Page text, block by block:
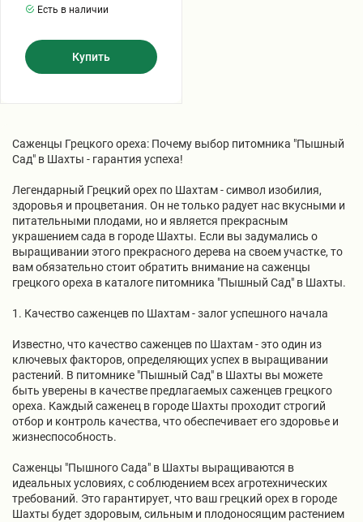
Есть в наличии
Купить
Саженцы Грецкого ореха: Почему выбор питомника "Пышный
Сад" в Шахты - гарантия успеха!
Легендарный Грецкий орех по Шахтам - символ изобилия,
здоровья и процветания. Он не только радует нас вкусными и
питательными плодами, но и является прекрасным
украшением сада в городе Шахты. Если вы задумались о
выращивании этого прекрасного дерева на своем участке, то
вам обязательно стоит обратить внимание на саженцы
грецкого ореха в каталоге питомника "Пышный Сад" в Шахты.
1. Качество саженцев по Шахтам - залог успешного начала
Известно, что качество саженцев по Шахтам - это один из
ключевых факторов, определяющих успех в выращивании
растений. В питомнике "Пышный Сад" в Шахты вы можете
быть уверены в качестве предлагаемых саженцев грецкого
ореха. Каждый саженец в городе Шахты проходит строгий
отбор и контроль качества, что обеспечивает его здоровье и
жизнеспособность.
Саженцы "Пышного Сада" в Шахты выращиваются в
идеальных условиях, с соблюдением всех агротехнических
требований. Это гарантирует, что ваш грецкий орех в городе
Шахты будет здоровым, сильным и плодоносящим растением